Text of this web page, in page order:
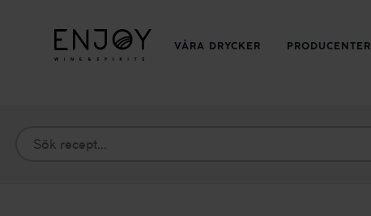
VÅRA DRYCKER PRODUCENTER